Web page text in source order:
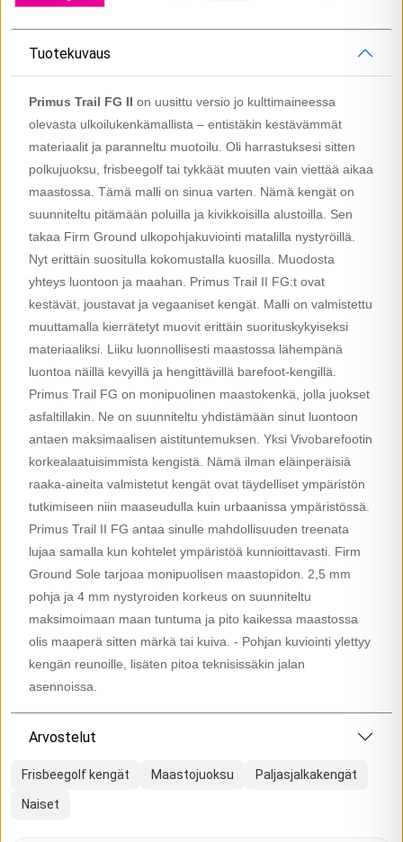
Tuotekuvaus
Primus Trail FG II on uusittu versio jo kulttimaineessa
olevasta ulkoilukenkämallista – entistäkin kestävämmät
materiaalit ja paranneltu muotoilu. Oli harrastuksesi sitten
polkujuoksu, frisbeegolf tai tykkäät muuten vain viettää aikaa
maastossa. Tämä malli on sinua varten. Nämä kengät on
suunniteltu pitämään poluilla ja kivikkoisilla alustoilla. Sen
takaa Firm Ground ulkopohjakuviointi matalilla nystyröillä.
Nyt erittäin suositulla kokomustalla kuosilla. Muodosta
yhteys luontoon ja maahan. Primus Trail II FG:t ovat
kestävät, joustavat ja vegaaniset kengät. Malli on valmistettu
muuttamalla kierrätetyt muovit erittäin suorituskykyiseksi
materiaaliksi. Liiku luonnollisesti maastossa lähempänä
luontoa näillä kevyillä ja hengittävillä barefoot-kengillä.
Primus Trail FG on monipuolinen maastokenkä, jolla juokset
asfaltillakin. Ne on suunniteltu yhdistämään sinut luontoon
antaen maksimaalisen aistituntemuksen. Yksi Vivobarefootin
korkealaatuisimmista kengistä. Nämä ilman eläinperäisiä
raaka-aineita valmistetut kengät ovat täydelliset ympäristön
tutkimiseen niin maaseudulla kuin urbaanissa ympäristössä.
Primus Trail II FG antaa sinulle mahdollisuuden treenata
lujaa samalla kun kohtelet ympäristöä kunnioittavasti. Firm
Ground Sole tarjoaa monipuolisen maastopidon. 2,5 mm
pohja ja 4 mm nystyroiden korkeus on suunniteltu
maksimoimaan maan tuntuma ja pito kaikessa maastossa
olis maaperä sitten märkä tai kuiva. - Pohjan kuviointi ylettyy
kengän reunoille, lisäten pitoa teknisissäkin jalan
asennoissa.
Arvostelut
Frisbeegolf kengät Maastojuoksu Paljasjalkakengät
Naiset